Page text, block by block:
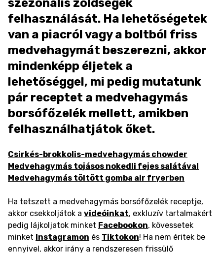
szezonális zöldségek
felhasználását. Ha lehetőségetek
van a piacról vagy a boltból friss
medvehagymát beszerezni, akkor
mindenképp éljetek a
lehetőséggel, mi pedig mutatunk
pár receptet a medvehagymás
borsófőzelék mellett, amikben
felhasználhatjátok őket.
Csirkés-brokkolis-medvehagymás chowder
Medvehagymás tojásos nokedli fejes salátával
Medvehagymás töltött gomba air fryerben
Ha tetszett a medvehagymás borsófőzelék receptje,
akkor csekkoljátok a videóinkat, exkluzív tartalmakért
pedig lájkoljatok minket Facebookon, kövessetek
minket Instagramon és Tiktokon! Ha nem éritek be
ennyivel, akkor irány a rendszeresen frissülő